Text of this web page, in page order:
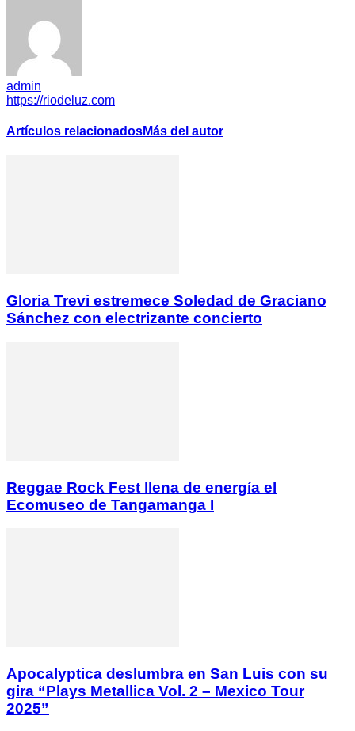
admin
https://riodeluz.com
Artículos relacionadosMás del autor
Gloria Trevi estremece Soledad de Graciano
Sánchez con electrizante concierto
Reggae Rock Fest llena de energía el
Ecomuseo de Tangamanga I
Apocalyptica deslumbra en San Luis con su
gira “Plays Metallica Vol. 2 – Mexico Tour
2025”